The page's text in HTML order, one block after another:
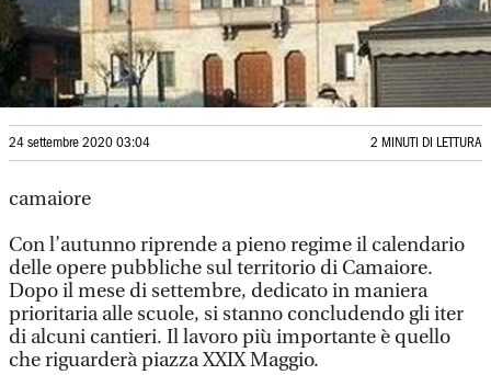
24 settembre 2020 03:04 2 MINUTI DI LETTURA
camaiore
Con l’autunno riprende a pieno regime il calendario
delle opere pubbliche sul territorio di Camaiore.
Dopo il mese di settembre, dedicato in maniera
prioritaria alle scuole, si stanno concludendo gli iter
di alcuni cantieri. Il lavoro più importante è quello
che riguarderà piazza XXIX Maggio.